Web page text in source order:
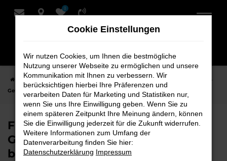
Zum
0
Startseite Nordenham VW VW ID.4
Finden Sie Ihren VW ID.4
Gebrauchtwagen für Nordenham bei Schmidt + Koch
Finden Sie Ihren VW ID.4
Gebrauchtwagen für Nordenham
bei Schmidt + Koch
Cookie Einstellungen
Wir nutzen Cookies, um Ihnen die bestmögliche
Nutzung unserer Webseite zu ermöglichen und unsere
Kommunikation mit Ihnen zu verbessern. Wir
berücksichtigen hierbei Ihre Präferenzen und
verarbeiten Daten für Marketing und Statistiken nur,
wenn Sie uns Ihre Einwilligung geben. Wenn Sie zu
einem späteren Zeitpunkt Ihre Meinung ändern, können
Sie die Einwilligung jederzeit für die Zukunft widerrufen.
Weitere Informationen zum Umfang der
Datenverarbeitung finden Sie hier:
Datenschutzerklärung Impressum